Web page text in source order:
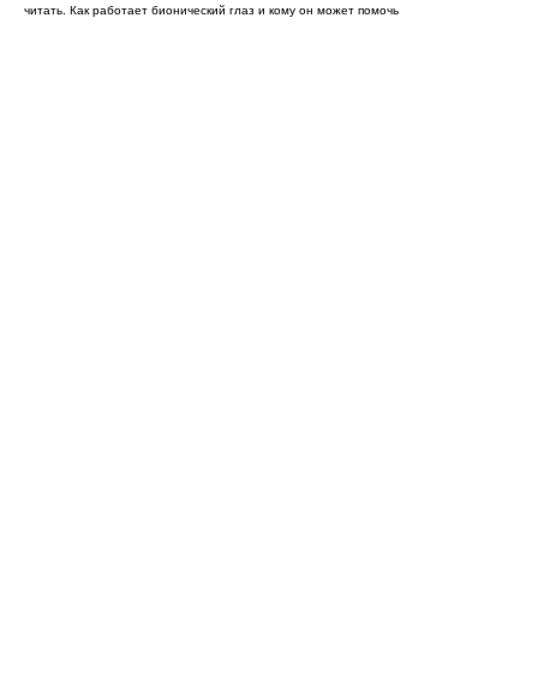
читать. Как работает бионический глаз и кому он может помочь